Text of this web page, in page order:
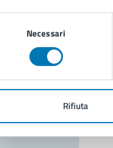
Necessari
Rifiuta